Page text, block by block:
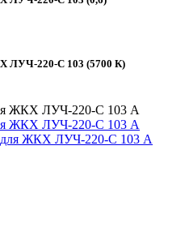
ЛУЧ-220-С 103 (5700 К)
ЖКХ ЛУЧ-220-С 103 А
ЖКХ ЛУЧ-220-С 103 А